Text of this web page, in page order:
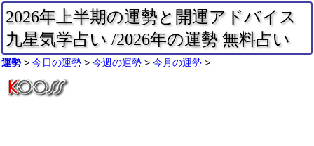
2026年上半期の運勢と開運アドバイス
九星気学占い /2026年の運勢 無料占い
運勢 今日の運勢 今週の運勢 今月の運勢